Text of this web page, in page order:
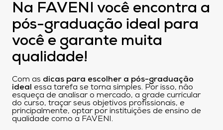
Na FAVENI você encontra a
pós-graduação ideal para
você e garante muita
qualidade!
Com as dicas para escolher a pós-graduação
ideal
essa tarefa se torna simples. Por isso, não
esqueça de analisar o mercado, a grade curricular
do curso, traçar seus objetivos profissionais, e
principalmente, optar por instituições de ensino de
qualidade como a FAVENI.